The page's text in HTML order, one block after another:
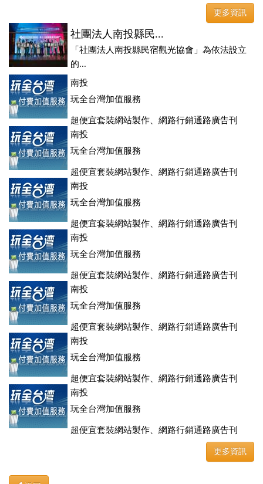
登、訂房系統、客房委託旅行社銷售，全面優惠中....
更多資訊
社團法人南投縣民...
「社團法人南投縣民宿觀光協會」為依法設立
的...
南投
玩全台灣加值服務
超便宜套裝網站製作、網路行銷通路廣告刊
登、訂房系統、客房委託旅行社銷售，全面優惠中....
南投
玩全台灣加值服務
超便宜套裝網站製作、網路行銷通路廣告刊
登、訂房系統、客房委託旅行社銷售，全面優惠中....
南投
玩全台灣加值服務
超便宜套裝網站製作、網路行銷通路廣告刊
登、訂房系統、客房委託旅行社銷售，全面優惠中....
南投
玩全台灣加值服務
超便宜套裝網站製作、網路行銷通路廣告刊
登、訂房系統、客房委託旅行社銷售，全面優惠中....
南投
玩全台灣加值服務
超便宜套裝網站製作、網路行銷通路廣告刊
登、訂房系統、客房委託旅行社銷售，全面優惠中....
南投
玩全台灣加值服務
超便宜套裝網站製作、網路行銷通路廣告刊
登、訂房系統、客房委託旅行社銷售，全面優惠中....
南投
玩全台灣加值服務
超便宜套裝網站製作、網路行銷通路廣告刊
登、訂房系統、客房委託旅行社銷售，全面優惠中....
更多資訊